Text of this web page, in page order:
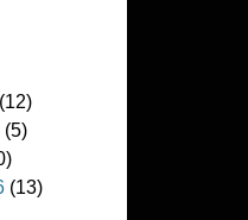
(12)
(5)
(13)